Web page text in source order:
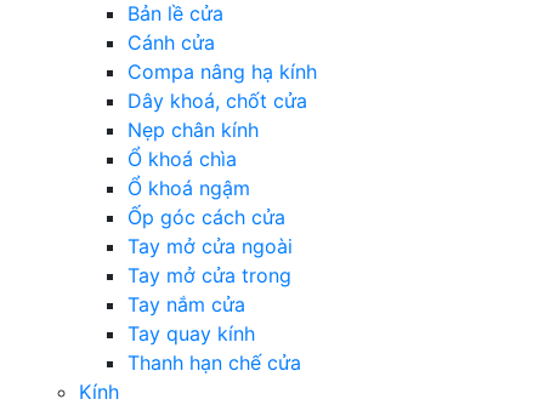
Bản lề cửa
Cánh cửa
Compa nâng hạ kính
Dây khoá, chốt cửa
Nẹp chân kính
Ổ khoá chìa
Ổ khoá ngậm
Ốp góc cách cửa
Tay mở cửa ngoài
Tay mở cửa trong
Tay nắm cửa
Tay quay kính
Thanh hạn chế cửa
Kính